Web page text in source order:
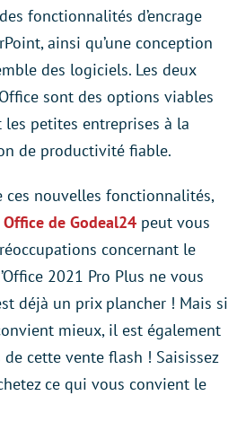
fonctionnalités d’encrage
ainsi qu’une conception
des logiciels. Les deux
sont des options viables
petites entreprises à la
de productivité fiable.
ces nouvelles fonctionnalités,
de Godeal24 peut vous
concernant le
2021 Pro Plus ne vous
déjà un prix plancher ! Mais si
mieux, il est également
cette vente flash ! Saisissez
ce qui vous convient le